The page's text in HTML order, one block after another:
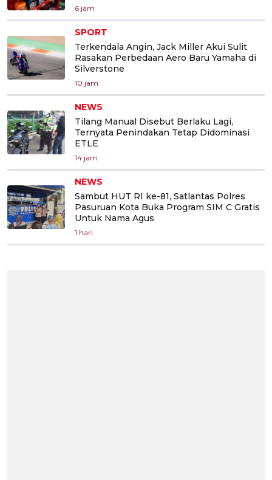
6 jam
SPORT
Terkendala Angin, Jack Miller Akui Sulit
Rasakan Perbedaan Aero Baru Yamaha di
Silverstone
10 jam
NEWS
Tilang Manual Disebut Berlaku Lagi,
Ternyata Penindakan Tetap Didominasi
ETLE
14 jam
NEWS
Sambut HUT RI ke-81, Satlantas Polres
Pasuruan Kota Buka Program SIM C Gratis
Untuk Nama Agus
1 hari